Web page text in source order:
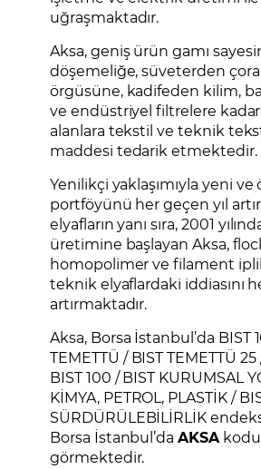
uğraşmaktadır.
Aksa, geniş ürün gamı
döşemeliğe, süveterden
örgüsüne, kadifeden kilim,
ve endüstriyel filtrelere
alanlara tekstil ve teknik
maddesi tedarik etmektedir.
Yenilikçi yaklaşımıyla yeni ve
portföyünü her geçen yıl
elyafların yanı sıra, 2001
üretimine başlayan Aksa,
homopolimer ve filament
teknik elyaflardaki iddiasını
artırmaktadır.
Aksa, Borsa İstanbul’da BIST
TEMETTÜ / BIST TEMETTÜ
BIST 100 / BIST KURUMSAL
KİMYA, PETROL, PLASTİK /
SÜRDÜRÜLEBİLİRLİK
Borsa İstanbul’daAKSAkodu
görmektedir.